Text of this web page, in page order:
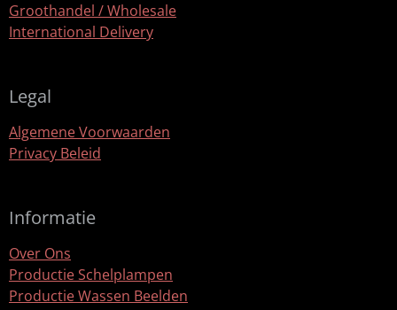
Groothandel / Wholesale
International Delivery
Legal
Algemene Voorwaarden
Privacy Beleid
Informatie
Over Ons
Productie Schelplampen
Productie Wassen Beelden